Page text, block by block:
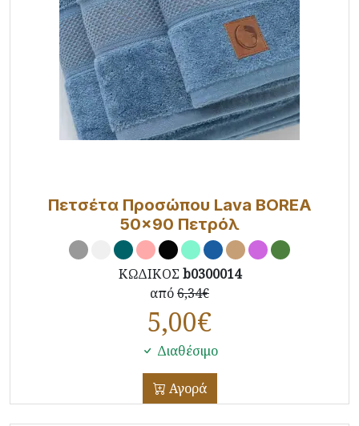
Πετσέτα Προσώπου Lava BOREA
50x90 Πετρόλ
ΚΩΔΙΚΟΣ b0300014
από6,34€
5,00€
Διαθέσιμο
Αγορά